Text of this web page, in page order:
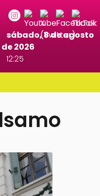
sábado, 8 de agosto
de 2026
12:25